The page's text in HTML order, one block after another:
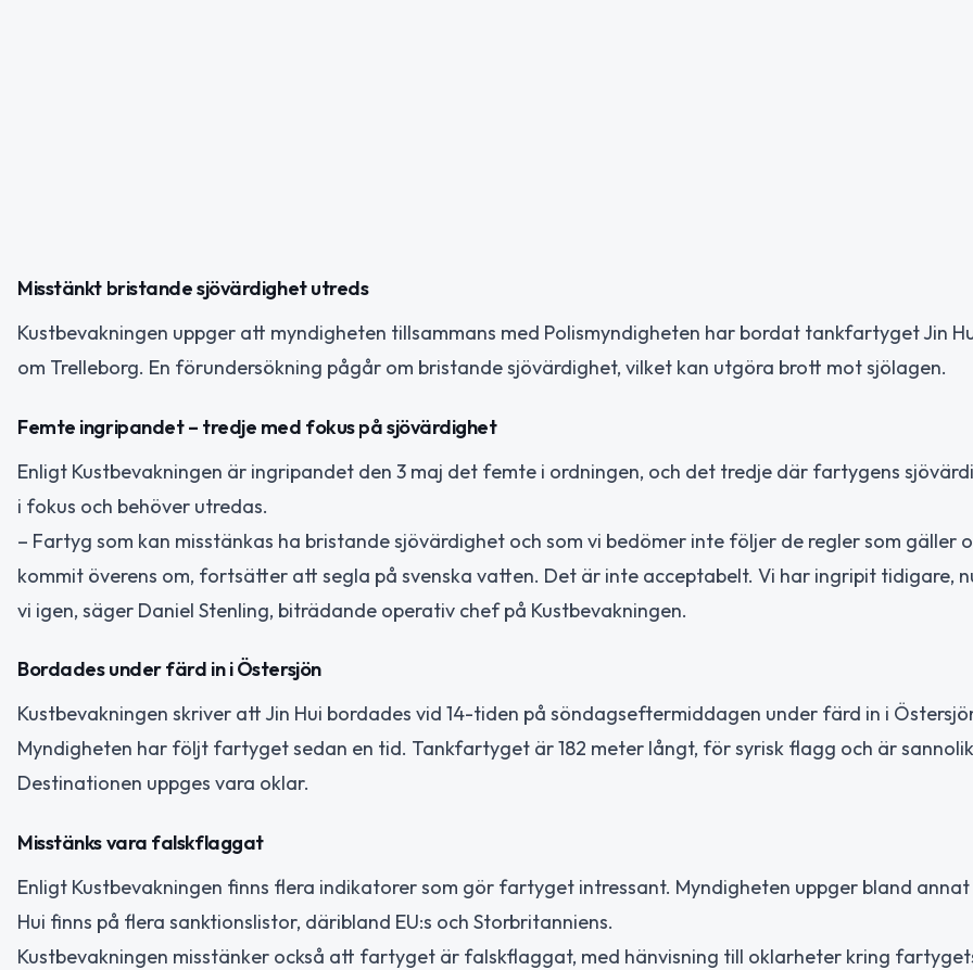
Misstänkt bristande sjövärdighet utreds
Kustbevakningen uppger att myndigheten tillsammans med Polismyndigheten har bordat tankfartyget Jin
om Trelleborg. En förundersökning pågår om bristande sjövärdighet, vilket kan utgöra brott mot sjölagen.
Femte ingripandet – tredje med fokus på sjövärdighet
Enligt Kustbevakningen är ingripandet den 3 maj det femte i ordningen, och det tredje där fartygens
i fokus och behöver utredas.
– Fartyg som kan misstänkas ha bristande sjövärdighet och som vi bedömer inte följer de regler som gäller
kommit överens om, fortsätter att segla på svenska vatten. Det är inte acceptabelt. Vi har ingripit tidigare,
vi igen, säger Daniel Stenling, biträdande operativ chef på Kustbevakningen.
Bordades under färd in i Östersjön
Kustbevakningen skriver att Jin Hui bordades vid 14-tiden på söndagseftermiddagen under färd in i
Myndigheten har följt fartyget sedan en tid. Tankfartyget är 182 meter långt, för syrisk flagg och är
Destinationen uppges vara oklar.
Misstänks vara falskflaggat
Enligt Kustbevakningen finns flera indikatorer som gör fartyget intressant. Myndigheten uppger bland
Hui finns på flera sanktionslistor, däribland EU:s och Storbritanniens.
Kustbevakningen misstänker också att fartyget är falskflaggat, med hänvisning till oklarheter kring